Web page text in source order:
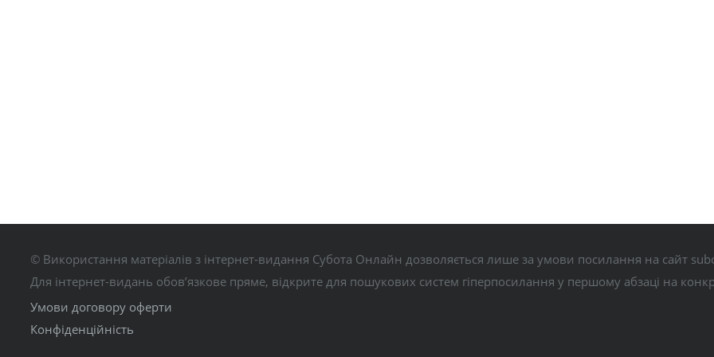
© Використання матеріалів з інтернет-видання Субота Онлайн дозволяється лише за умови посилання на сайт
Для інтернет-видань обов’язкове пряме, відкрите для пошукових систем гіперпосилання у першому абзаці на
Умови договору оферти
Конфіденційність